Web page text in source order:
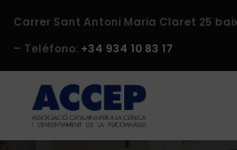
Carrer Sant Antoni Maria Claret 25
– Teléfono: +34 934 10 83 17